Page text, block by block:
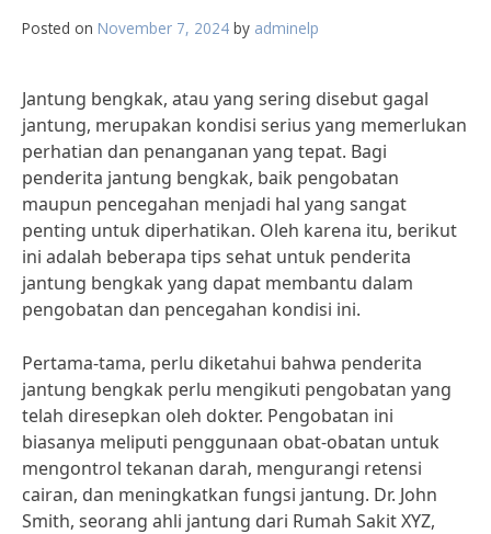
Posted on November 7, 2024 by adminelp
Jantung bengkak, atau yang sering disebut gagal
jantung, merupakan kondisi serius yang memerlukan
perhatian dan penanganan yang tepat. Bagi
penderita jantung bengkak, baik pengobatan
maupun pencegahan menjadi hal yang sangat
penting untuk diperhatikan. Oleh karena itu, berikut
ini adalah beberapa tips sehat untuk penderita
jantung bengkak yang dapat membantu dalam
pengobatan dan pencegahan kondisi ini.
Pertama-tama, perlu diketahui bahwa penderita
jantung bengkak perlu mengikuti pengobatan yang
telah diresepkan oleh dokter. Pengobatan ini
biasanya meliputi penggunaan obat-obatan untuk
mengontrol tekanan darah, mengurangi retensi
cairan, dan meningkatkan fungsi jantung. Dr. John
Smith, seorang ahli jantung dari Rumah Sakit XYZ,